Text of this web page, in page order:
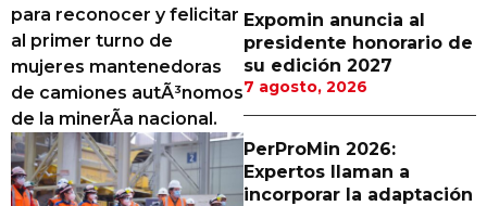
Columnas de Opinión
Designaciones
Calendario de Eventos
Revistas Digital
Siguenos
para reconocer y felicitar
al primer turno de
mujeres mantenedoras
de camiones autÃ³nomos
de la minerÃ­a nacional.
Expomin anuncia al
presidente honorario de
su edición 2027
7 agosto, 2026
PerProMin 2026:
Expertos llaman a
incorporar la adaptación